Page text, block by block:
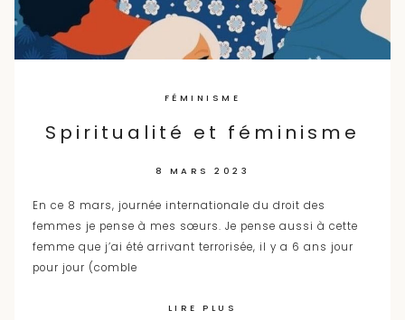
FÉMINISME
Spiritualité et féminisme
8 MARS 2023
En ce 8 mars, journée internationale du droit des
femmes je pense à mes sœurs. Je pense aussi à cette
femme que j’ai été arrivant terrorisée, il y a 6 ans jour
pour jour (comble
LIRE PLUS